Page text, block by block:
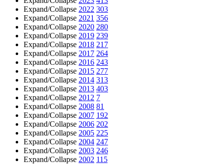
Expand/Collapse 2022 303
Expand/Collapse 2021 356
Expand/Collapse 2020 280
Expand/Collapse 2019 239
Expand/Collapse 2018 217
Expand/Collapse 2017 264
Expand/Collapse 2016 243
Expand/Collapse 2015 277
Expand/Collapse 2014 313
Expand/Collapse 2013 403
Expand/Collapse 2012 7
Expand/Collapse 2008 81
Expand/Collapse 2007 192
Expand/Collapse 2006 202
Expand/Collapse 2005 225
Expand/Collapse 2004 247
Expand/Collapse 2003 246
Expand/Collapse 2002 115